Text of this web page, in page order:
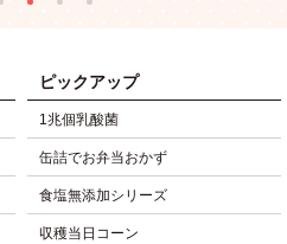
ピックアップ
1兆個乳酸菌
缶詰でお弁当おかず
食塩無添加シリーズ
収穫当日コーン